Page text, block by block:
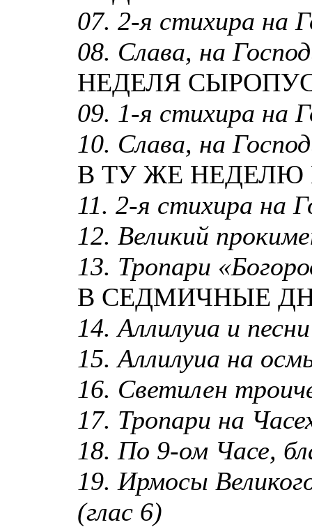
07. 2-я стихира на
08. Слава, на
НЕДЕЛЯ
09. 1-я стихира на
10. Слава, на
В ТУ ЖЕ НЕДЕЛЮ
11. 2-я стихира на
12. Великий
13. Тропари
В СЕДМИЧНЫЕ
14. Аллилуиа и
15. Аллилуиа на
16. Светилен
17. Тропари на
18. По 9-ом Часе,
19. Ирмосы
(глас 6)